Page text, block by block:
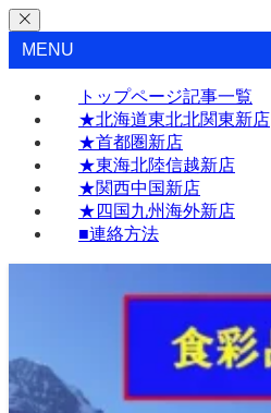
MENU
トップページ記事一覧
★北海道東北北関東新店
★首都圏新店
★東海北陸信越新店
★関西中国新店
★四国九州海外新店
■連絡方法